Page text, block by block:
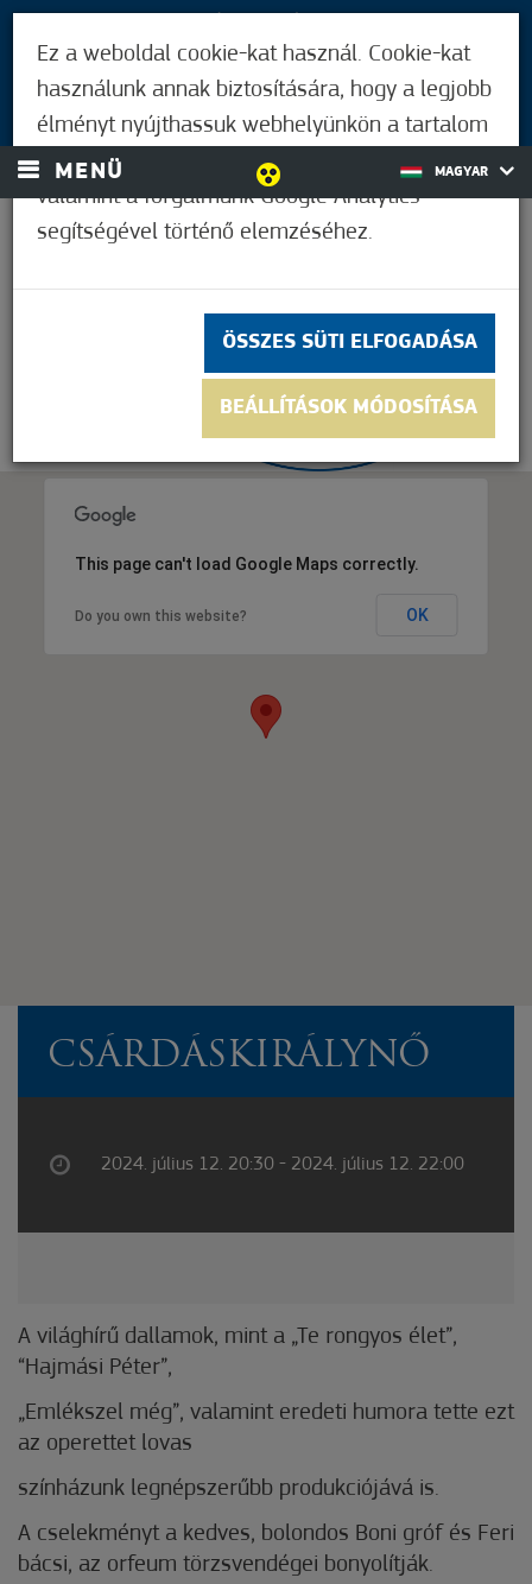
BEJELENTKEZÉS
MENÜ MAGYAR
This page can't load Google Maps correctly.
Do you own this website? OK
CSÁRDÁSKIRÁLYNŐ
2024. július 12. 20:30 - 2024. július 12. 22:00
A világhírű dallamok, mint a „Te rongyos élet”,
“Hajmási Péter”,
„Emlékszel még”, valamint eredeti humora tette ezt
az operettet lovas
színházunk legnépszerűbb produkciójává is.
A cselekményt a kedves, bolondos Boni gróf és Feri
bácsi, az orfeum törzsvendégei bonyolítják.
Ez a weboldal cookie-kat használ. Cookie-kat
használunk annak biztosítására, hogy a legjobb
élményt nyújthassuk webhelyünkön a tartalom
és a hirdetések személyre szabásához,
valamint a forgalmunk Google Analytics
segítségével történő elemzéséhez.
ÖSSZES SÜTI ELFOGADÁSA
BEÁLLÍTÁSOK MÓDOSÍTÁSA